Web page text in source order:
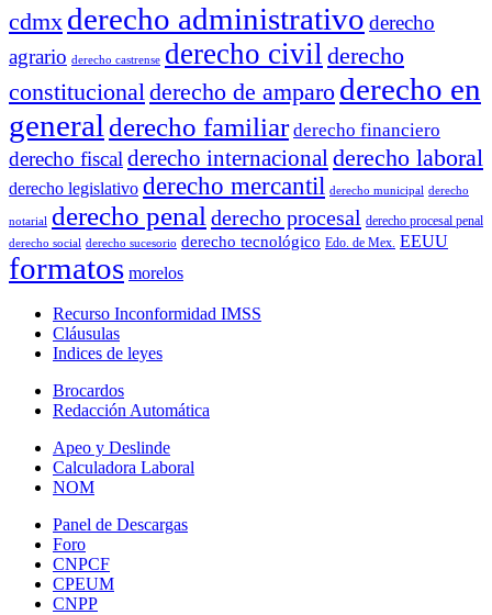
cdmx derecho administrativo derecho
agrario derecho castrense derecho civil derecho
constitucionalderecho de amparo derecho en
general derecho familiar derecho financiero
derecho fiscal derecho internacionalderecho laboral
derecho legislativo derecho mercantil derecho municipal derecho
notarial derecho penal derecho procesal derecho procesal penal
derecho social derecho sucesorio derecho tecnológico Edo. de Mex. EEUU
formatos morelos
Recurso Inconformidad IMSS
Cláusulas
Indices de leyes
Brocardos
Redacción Automática
Apeo y Deslinde
Calculadora Laboral
NOM
Panel de Descargas
Foro
CNPCF
CPEUM
CNPP